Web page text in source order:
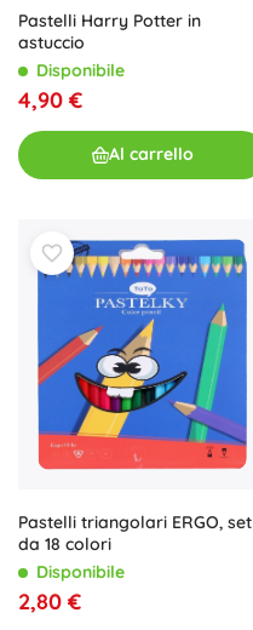
Pastelli Harry Potter in
astuccio
Disponibile
4,90 €
Al carrello
Pastelli triangolari ERGO, set
da 18 colori
Disponibile
2,80 €